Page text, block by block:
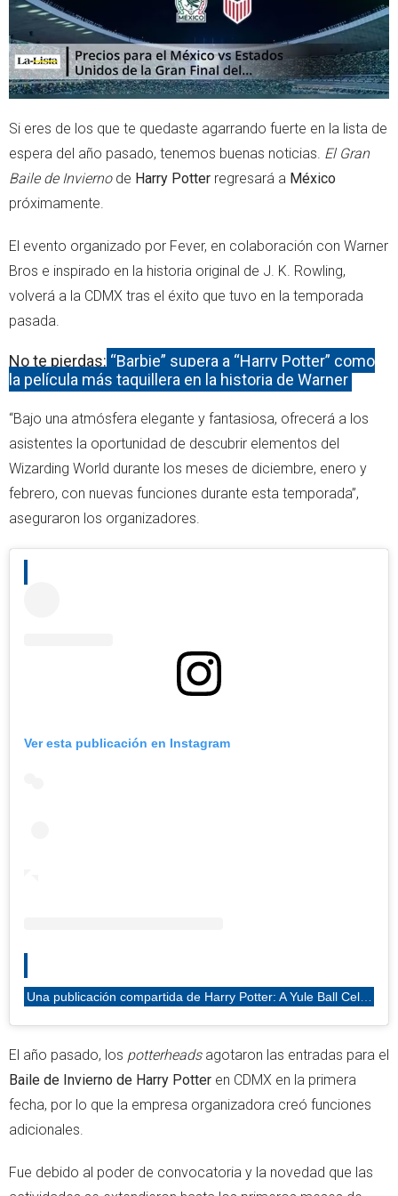
Si eres de los que te quedaste agarrando fuerte en la lista de
espera del año pasado, tenemos buenas noticias. El Gran
Baile de Inviernode Harry Potter regresará a México
próximamente.
El evento organizado por Fever, en colaboración con Warner
Bros e inspirado en la historia original de J. K. Rowling,
volverá a la CDMX tras el éxito que tuvo en la temporada
pasada.
No te pierdas: “Barbie” supera a “Harry Potter” como
la película más taquillera en la historia de Warner
“Bajo una atmósfera elegante y fantasiosa, ofrecerá a los
asistentes la oportunidad de descubrir elementos del
Wizarding World durante los meses de diciembre, enero y
febrero, con nuevas funciones durante esta temporada”,
aseguraron los organizadores.
Ver esta publicación en Instagram
Una publicación compartida de Harry Potter: A Yule Ball Celebration (@harrypotteryuleballcelebration)
El año pasado, los potterheads agotaron las entradas para el
Baile de Invierno de Harry Potter en CDMX en la primera
fecha, por lo que la empresa organizadora creó funciones
adicionales.
Fue debido al poder de convocatoria y la novedad que las